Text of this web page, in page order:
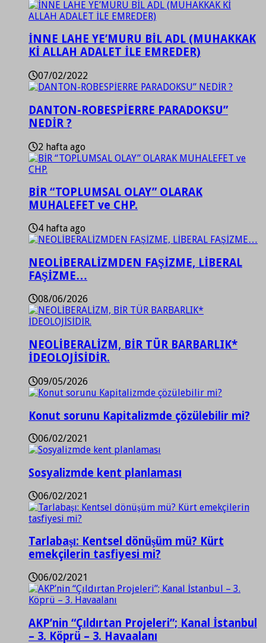
İNNE LAHE YE’MURU BİL ADL (MUHAKKAK
Kİ ALLAH ADALET İLE EMREDER)
07/02/2022
DANTON-ROBESPİERRE PARADOKSU”
NEDİR ?
2 hafta ago
BİR “TOPLUMSAL OLAY” OLARAK
MUHALEFET ve CHP.
4 hafta ago
NEOLİBERALİZMDEN FAŞİZME, LİBERAL
FAŞİZME…
08/06/2026
NEOLİBERALİZM, BİR TÜR BARBARLIK*
İDEOLOJİSİDİR.
09/05/2026
Konut sorunu Kapitalizmde çözülebilir mi?
06/02/2021
Sosyalizmde kent planlaması
06/02/2021
Tarlabaşı: Kentsel dönüşüm mü? Kürt
emekçilerin tasfiyesi mi?
06/02/2021
AKP’nin “Çıldırtan Projeleri”; Kanal İstanbul
– 3. Köprü – 3. Havaalanı